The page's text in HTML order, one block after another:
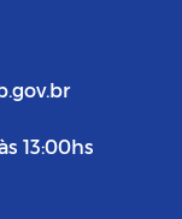
13:00hs